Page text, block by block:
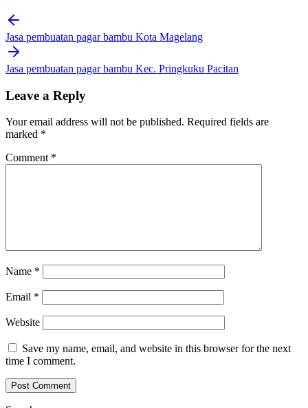
Post
navigation
Jasa pembuatan pagar bambu Kota Magelang
Jasa pembuatan pagar bambu Kec. Pringkuku Pacitan
Leave a Reply
Your email address will not be published. Required fields are
marked *
Comment *
Name *
Email *
Website
Save my name, email, and website in this browser for the next
time I comment.